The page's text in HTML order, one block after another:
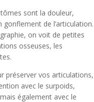
sont la douleur,
gonflement de l’articulation.
on voit de petites
osseuses, les
préserver vos articulations,
avec le surpoids,
également avec le